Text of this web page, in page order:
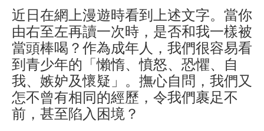
近日在網上漫遊時看到上述文字。當你
由右至左再讀一次時，是否和我一樣被
當頭棒喝？作為成年人，我們很容易看
到青少年的「懶惰、憤怒、恐懼、自
我、嫉妒及懷疑」。撫心自問，我們又
怎不曾有相同的經歷，令我們裹足不
前，甚至陷入困境？